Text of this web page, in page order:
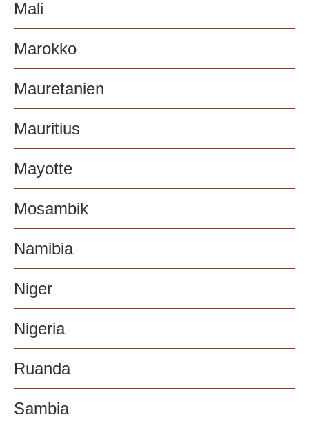
Mali
Marokko
Mauretanien
Mauritius
Mayotte
Mosambik
Namibia
Niger
Nigeria
Ruanda
Sambia